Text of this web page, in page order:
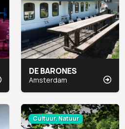
DE BARONES
Amsterdam
Cultuur, Natuur